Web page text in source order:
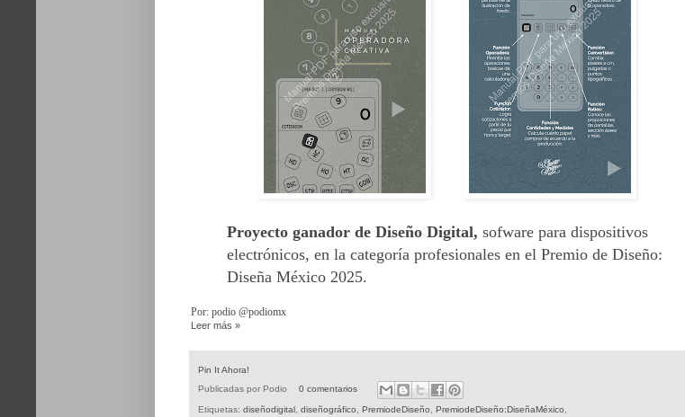
Proyecto ganador de Diseño Digital, sofware para dispositivos
electrónicos, en la categoría profesionales en el Premio de Diseño:
Diseña México 2025.
Por: podio @podiomx
Leer más »
Pin It Ahora!
Publicadas por Podio 0 comentarios
Etiquetas: diseñodigital diseñográfico PremiodeDiseño PremiodeDiseño:DiseñaMéxico